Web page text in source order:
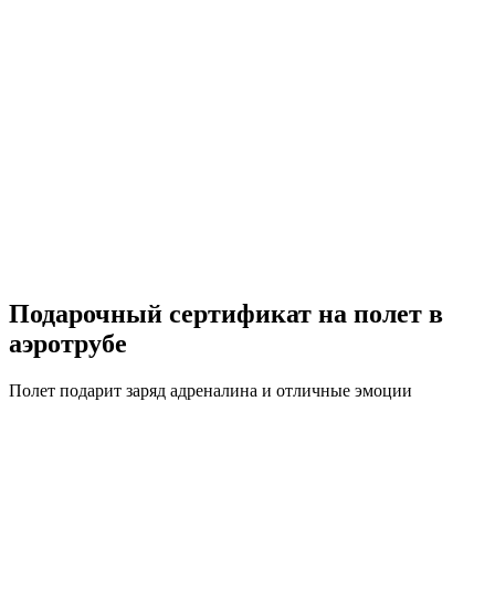
Подарочный сертификат на полет в
аэротрубе
Полет подарит заряд адреналина и отличные эмоции